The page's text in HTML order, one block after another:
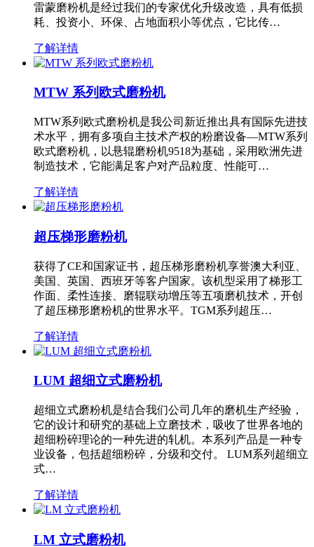
雷蒙磨粉机是经过我们的专家优化升级改造，具有低损
耗、投资小、环保、占地面积小等优点，它比传…
了解详情
MTW 系列欧式磨粉机
MTW系列欧式磨粉机是我公司新近推出具有国际先进技
术水平，拥有多项自主技术产权的粉磨设备—MTW系列
欧式磨粉机，以悬辊磨粉机9518为基础，采用欧洲先进
制造技术，它能满足客户对产品粒度、性能可…
了解详情
超压梯形磨粉机
获得了CE和国家证书，超压梯形磨粉机享誉澳大利亚、
美国、英国、西班牙等客户国家。该机型采用了梯形工
作面、柔性连接、磨辊联动增压等五项磨机技术，开创
了超压梯形磨粉机的世界水平。TGM系列超压…
了解详情
LUM 超细立式磨粉机
超细立式磨粉机是结合我们公司几年的磨机生产经验，
它的设计和研究的基础上立磨技术，吸收了世界各地的
超细粉碎理论的一种先进的轧机。本系列产品是一种专
业设备，包括超细粉碎，分级和交付。 LUM系列超细立
式…
了解详情
LM 立式磨粉机